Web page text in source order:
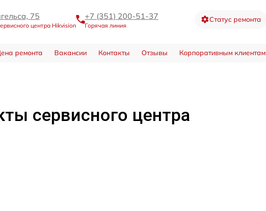
75
центра Hikvision
+7 (351) 200-51-37
Горячая линия
Статус ремонта
ремонта Вакансии Контакты Отзывы Корпоративным клиентам
сервисного центра